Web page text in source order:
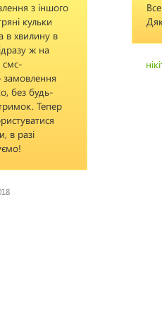
Все зроблено чітко, вчасно.
Дякую
нікітюк